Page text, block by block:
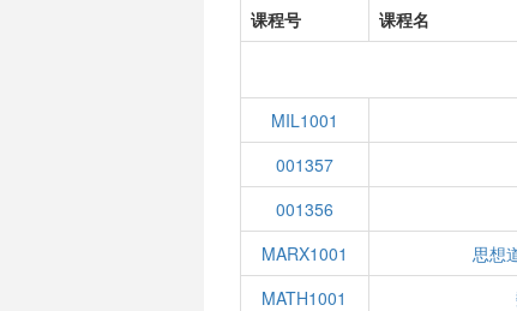
课程号 课程名
MIL1001
001357
001356
MARX1001
思想
MATH1001